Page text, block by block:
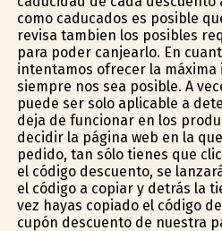
como caducados es posible
revisa tambien los posibles
para poder canjearlo. En
intentamos ofrecer la
siempre nos sea posible. A
puede ser solo aplicable a
deja de funcionar en los
decidir la página web en la
pedido, tan sólo tienes que
el código descuento, se
el código a copiar y detrás la
vez hayas copiado el código
cupón descuento de nuestra